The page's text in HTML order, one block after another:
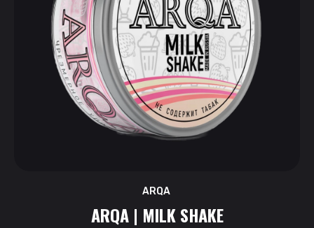
ARQA
ARQA | MILK SHAKE